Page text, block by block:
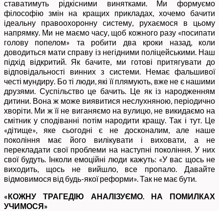
ставатимуть рідкісними винятками. Ми формуємо
філософію змін на кращих прикладах, хочемо бачити
ідеальну правоохоронну систему, рухаємося в цьому
напрямку. Ми не маємо часу, щоб кожного разу «посипати
голову попелом» та робити два кроки назад, коли
доводиться мати справу із негідними поліцейськими. Наш
підхід відкритий. Як бачите, ми готові притягувати до
відповідальності винних з системи. Немає фальшивої
честі мундиру. Бо ті люди, які її плямують, вже не є нашими
друзями. Суспільство це бачить. Це як із народженням
дитини. Вона ж може виявитися неслухняною, періодично
хворіти. Ми ж її не виганяємо на вулицю, не викидаємо на
смітник у сподіванні потім народити кращу. Так і тут. Це
«дітище», яке сьогодні є не досконалим, але наше
покоління має його вилікувати і виховати, а не
перекладати свої проблеми на наступні покоління. У них
свої будуть. Інколи емоційні люди кажуть: «У вас щось не
виходить, щось не вийшло, все пропало. Давайте
відмовимося від будь-якої реформи». Так не має бути.
«КОЖНУ ТРАГЕДІЮ АНАЛІЗУЄМО. НА ПОМИЛКАХ
УЧИМОСЯ»